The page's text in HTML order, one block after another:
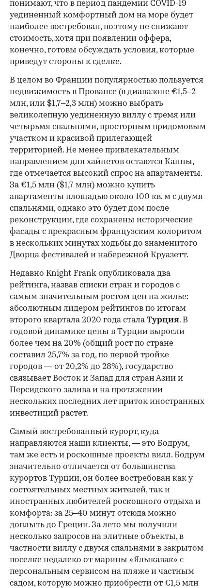
понимают, что в период пандемии COVID-19
уединенный комфортный дом на море будет
наиболее востребован, поэтому не снижают
стоимость, хотя при появлении оффера,
конечно, готовы обсуждать условия, которые
приведут стороны к сделке.
В целом во Франции популярностью пользуется
недвижимость в Провансе (в диапазоне €1,5–2
млн, или $1,7–2,3 млн) можно выбрать
великолепную уединенную виллу с тремя или
четырьмя спальнями, просторным придомовым
участком и красивой прилегающей
территорией. Не менее привлекательным
направлением для хайнетов остаются Канны,
где отмечается высокий спрос на апартаменты.
За €1,5 млн ($1,7 млн) можно купить
апартаменты площадью около 100 кв. м с двумя
спальнями, однако это будет дом после
реконструкции, где сохранены исторические
фасады с прекрасным французским колоритом
в нескольких минутах ходьбы до знаменитого
Дворца фестивалей и набережной Круазетт.
Недавно Knight Frank опубликовала два
рейтинга, назвав списки стран и городов с
самым значительным ростом цен на жилье:
абсолютным лидером рейтингов по итогам
второго квартала 2020 года сталаТурция. В
годовой динамике цены в Турции выросли
более чем на 20% (общий рост по стране
составил 25,7% за год, по первой тройке
городов — от 20,2% до 28%), государство
связывает Восток и Запад для стран Азии и
Персидского залива и на протяжении
нескольких последних лет приток иностранных
инвестиций растет.
Самый востребованный курорт, куда
направляются наши клиенты, — это Бодрум,
там же есть и роскошные проекты вилл. Бодрум
значительно отличается от большинства
курортов Турции, он более востребован как у
состоятельных местных жителей, так и
иностранных любителей роскошного отдыха и
комфорта: за 25–40 минут отсюда можно
доплыть до Греции. За лето мы получили
несколько запросов на элитные объекты, в
частности виллу с двумя спальнями в закрытом
поселке недалеко от марины «Ялыкавак» с
персональным сервисом на пляже и частным
садом, которую можно приобрести от €1,5 млн